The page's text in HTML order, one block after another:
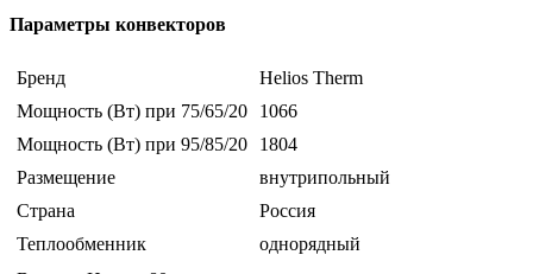
Параметры конвекторов
Бренд
Helios Therm
Мощность (Вт) при 75/65/20
1066
Мощность (Вт) при 95/85/20
1804
Размещение
внутрипольный
Страна
Россия
Теплообменник
однорядный